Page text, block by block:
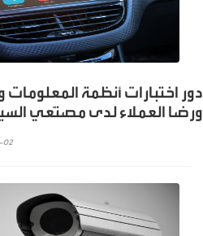
دور اختبارات أنظمة المعلومات
ورضا العملاء لدى مصنّعي
02